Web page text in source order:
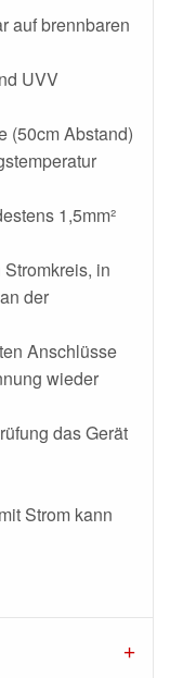
auf brennbaren
UVV
(50cm Abstand)
1,5mm²
in
der
Anschlüsse
wieder
das Gerät
Strom kann